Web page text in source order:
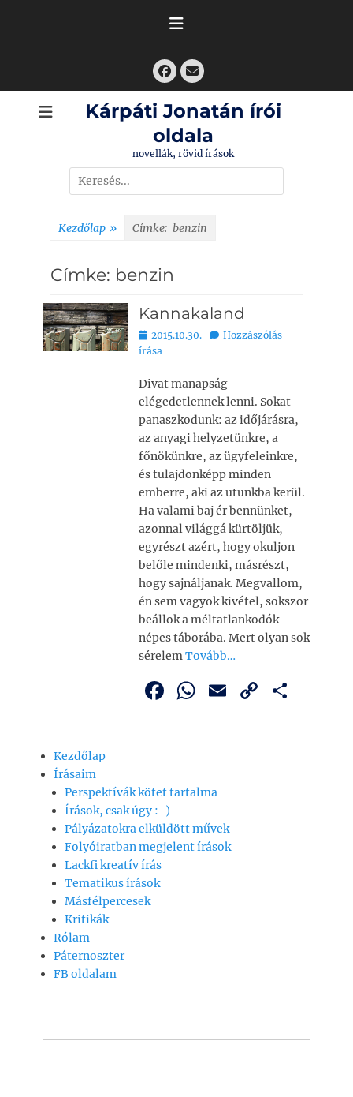
Facebook
Email
Kárpáti Jonatán írói
oldala
novellák, rövid írások
Search
for:
Kezdőlap » Címke: benzin
Címke: benzin
Kannakaland
Bejegyezve
2015.10.30.
Hozzászólás
írása
Divat manapság
elégedetlennek lenni. Sokat
panaszkodunk: az időjárásra,
az anyagi helyze­tünkre, a
főnökünkre, az ügyfeleinkre,
és tulajdon­képp minden
emberre, aki az utunkba kerül.
Ha valami baj ér bennünket,
azonnal világgá kürtöl­jük,
egyrészt azért, hogy okuljon
belőle mindenki, másrészt,
hogy sajnáljanak. Megvallom,
én sem vagyok kivétel, sokszor
beállok a méltatlankodók
népes táborába. Mert olyan sok
sérelemTovább…
F
b
o
o
W
A
p
p
E
C
Kezdőlap
Írásaim
Perspektívák kötet tartalma
Írások, csak úgy :-)
Pályázatokra elküldött művek
Folyóiratban megjelent írások
Lackfi kreatív írás
Tematikus írások
Másfélpercesek
Kritikák
Rólam
Páternoszter
FB oldalam